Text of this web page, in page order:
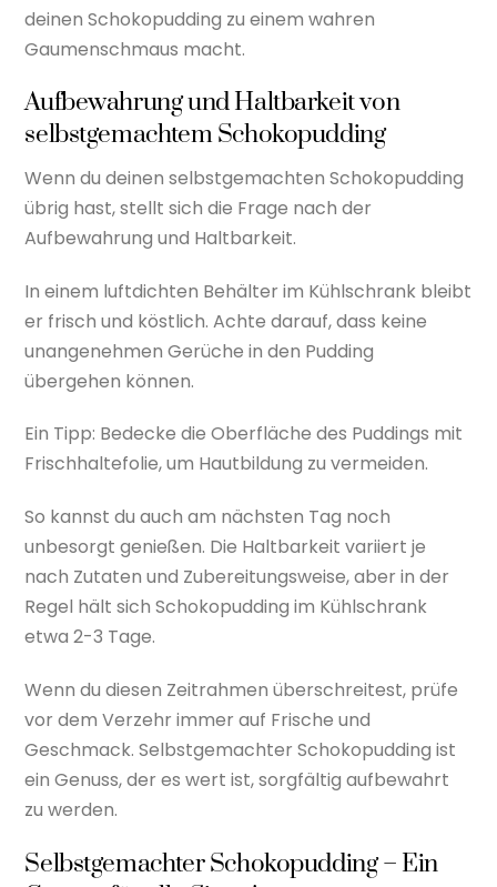
deinen Schokopudding zu einem wahren
Gaumenschmaus macht.
Aufbewahrung und Haltbarkeit von
selbstgemachtem Schokopudding
Wenn du deinen selbstgemachten Schokopudding
übrig hast, stellt sich die Frage nach der
Aufbewahrung und Haltbarkeit.
In einem luftdichten Behälter im Kühlschrank bleibt
er frisch und köstlich. Achte darauf, dass keine
unangenehmen Gerüche in den Pudding
übergehen können.
Ein Tipp: Bedecke die Oberfläche des Puddings mit
Frischhaltefolie, um Hautbildung zu vermeiden.
So kannst du auch am nächsten Tag noch
unbesorgt genießen. Die Haltbarkeit variiert je
nach Zutaten und Zubereitungsweise, aber in der
Regel hält sich Schokopudding im Kühlschrank
etwa 2-3 Tage.
Wenn du diesen Zeitrahmen überschreitest, prüfe
vor dem Verzehr immer auf Frische und
Geschmack. Selbstgemachter Schokopudding ist
ein Genuss, der es wert ist, sorgfältig aufbewahrt
zu werden.
Selbstgemachter Schokopudding – Ein